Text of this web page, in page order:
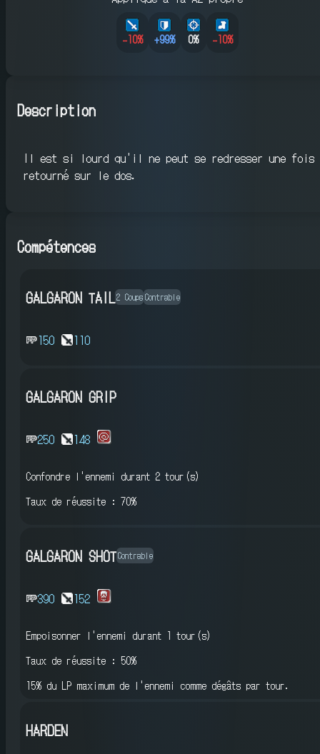
-10% +99% 0% -10%
Description
Il est si lourd qu'il ne peut se redresser une fois
retourné sur le dos.
Compétences
GALGARON TAIL 2 Coups Contrable
150 110
GALGARON GRIP
250 148
Confondre l'ennemi durant 2 tour(s)
Taux de réussite : 70%
GALGARON SHOTContrable
390 152
Empoisonner l'ennemi durant 1 tour(s)
Taux de réussite : 50%
15% du LP maximum de l'ennemi comme dégâts par tour.
HARDEN